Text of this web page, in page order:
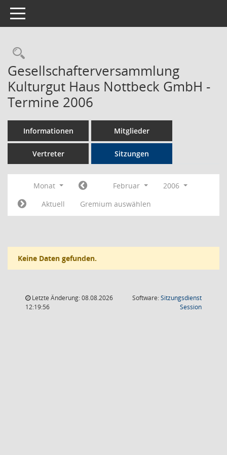
Toggle navigation
Rechercheauswahl
Gesellschafterversammlung
Kulturgut Haus Nottbeck GmbH -
Termine 2006
Informationen Mitglieder
Vertreter Sitzungen
Monat Februar
2006
Aktuell
Gremium auswählen
Keine Daten gefunden.
Letzte Änderung: 08.08.2026
12:19:56
Software:Sitzungsdienst
Session(Wird in